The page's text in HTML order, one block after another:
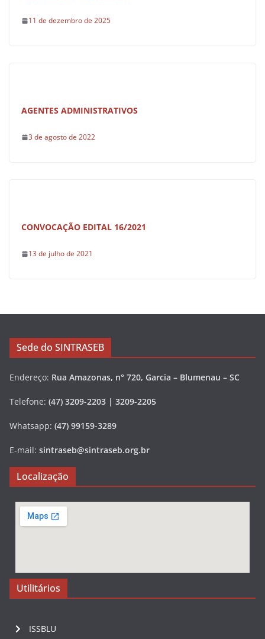
11 de dezembro de 2025
AGENTES ADMINISTRATIVOS
3 de agosto de 2022
CONVOCAÇÃO EDITAL 16/2021
13 de julho de 2021
Sede do SINTRASEB
Endereço: Rua Amazonas, n° 720, Garcia – Blumenau – SC
Telefone: (47) 3209-2203 | 3209-2205
Whatsapp: (47) 99159-3289
E-mail: sintraseb@sintraseb.org.br
Localização
Utilitários
ISSBLU